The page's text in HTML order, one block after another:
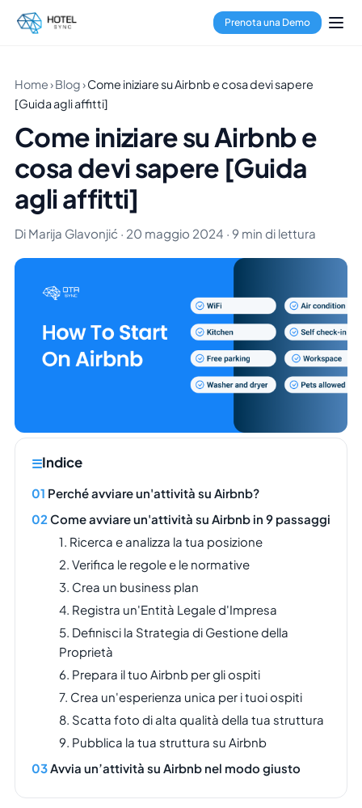
Prenota una Demo
Home›Blog›Come iniziare su Airbnb e cosa devi sapere
[Guida agli affitti]
Come iniziare su Airbnb e
cosa devi sapere [Guida
agli affitti]
Di Marija Glavonjić · 20 maggio 2024 · 9 min di lettura
Indice
Perché avviare un'attività su Airbnb?
Come avviare un'attività su Airbnb in 9 passaggi
1. Ricerca e analizza la tua posizione
2. Verifica le regole e le normative
3. Crea un business plan
4. Registra un'Entità Legale d'Impresa
5. Definisci la Strategia di Gestione della
Proprietà
6. Prepara il tuo Airbnb per gli ospiti
7. Crea un'esperienza unica per i tuoi ospiti
8. Scatta foto di alta qualità della tua struttura
9. Pubblica la tua struttura su Airbnb
Avvia un’attività su Airbnb nel modo giusto